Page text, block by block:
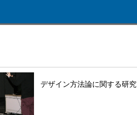
デザイン方法論に関する研究